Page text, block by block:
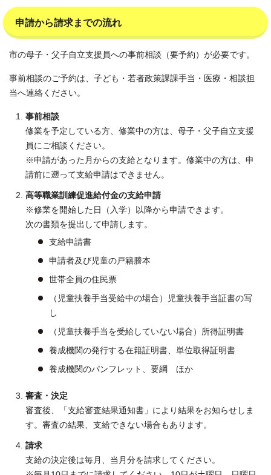
申請から請求までの流れ
市の母子・父子自立支援員への事前相談（要予約）が必要です。
事前相談のご予約は、子ども・若者政策課課手当・医療・相談担
当へ連絡ください。
事前相談
修業を予定している方、修業中の方は、母子・父子自立支援
員にご相談ください。
※申請があった月からの支給となります。修業中の方は、申
請前に遡って支給申請はできません。
高等職業訓練促進給付金の支給申請
※修業を開始した日（入学）以降から申請できます。
次の書類を提出して申請します。
支給申請書
申請者及び児童の戸籍謄本
世帯全員の住民票
（児童扶養手当受給中の場合）児童扶養手当証書の写
し
（児童扶養手当を受給していない場合）所得証明書
養成機関の発行する在籍証明書、単位取得証明書
養成機関のパンフレット、要綱 ほか
審査・決定
審査後、「支給審査結果通知書」により結果をお知らせしま
す。審査の結果、支給できない場合もあります。
請求
支給の決定後は毎月、当月分を請求してください。